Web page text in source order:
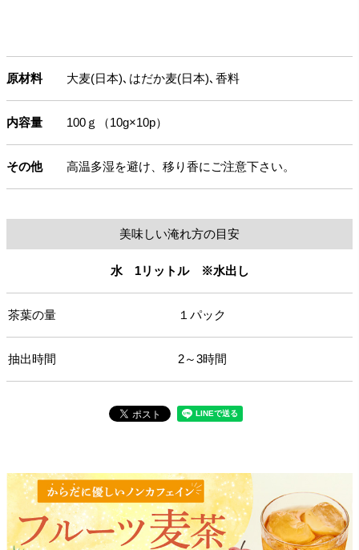
原材料 大麦(日本)､はだか麦(日本)､香料
内容量 100ｇ（10g×10p）
その他 高温多湿を避け、移り香にご注意下さい。
美味しい淹れ方の目安
水 1リットル ※水出し
茶葉の量 １パック
抽出時間 2～3時間